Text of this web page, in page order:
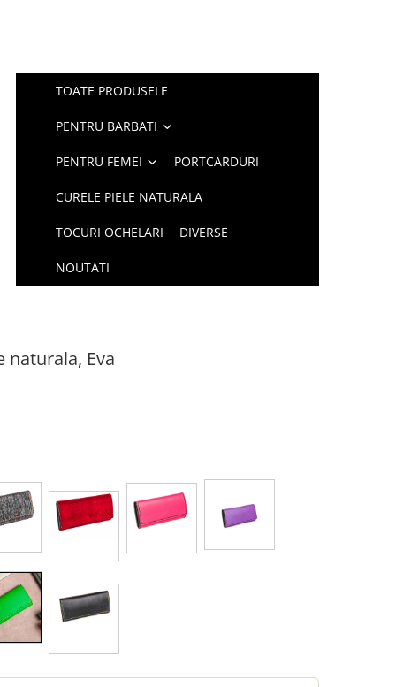
TOATE PRODUSELE
PENTRU BARBATI
PENTRU FEMEI PORTCARDURI
CURELE PIELE NATURALA
TOCURI OCHELARI DIVERSE
NOUTATI
naturala, Eva